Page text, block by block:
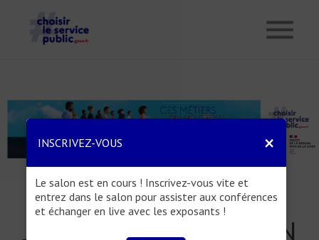
menu
JE M'INSCRIS AU SALON
INSCRIVEZ-VOUS ×
Le salon est en cours ! Inscrivez-vous vite et
entrez dans le salon pour assister aux conférences
et échanger en live avec les exposants !